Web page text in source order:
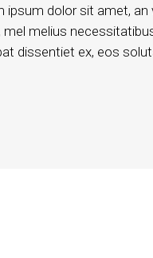
ipsum dolor sit amet,
mel melius
dissentiet ex, eos